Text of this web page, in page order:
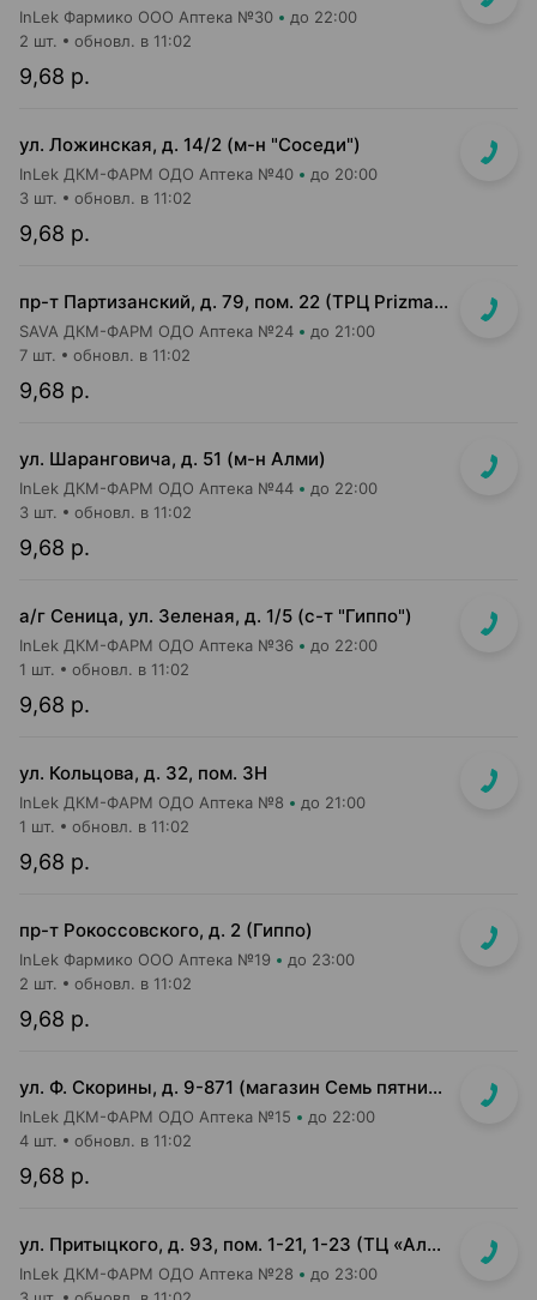
InLek Фармико ООО Аптека №30 до 22:00
9,68 р.
2 шт. обновл. в 11:02
ул. Ложинская, д. 14/2 (м-н "Соседи")
InLek ДКМ-ФАРМ ОДО Аптека №40 до 20:00
9,68 р.
3 шт. обновл. в 11:02
пр-т Партизанский, д. 79, пом. 22 (ТРЦ Prizma, 1 этаж вход возле м-на КРАВТ)
SAVA ДКМ-ФАРМ ОДО Аптека №24 до 21:00
9,68 р.
7 шт. обновл. в 11:02
ул. Шаранговича, д. 51 (м-н Алми)
InLek ДКМ-ФАРМ ОДО Аптека №44 до 22:00
9,68 р.
3 шт. обновл. в 11:02
а/г Сеница, ул. Зеленая, д. 1/5 (с-т "Гиппо")
InLek ДКМ-ФАРМ ОДО Аптека №36 до 22:00
9,68 р.
1 шт. обновл. в 11:02
ул. Кольцова, д. 32, пом. 3Н
InLek ДКМ-ФАРМ ОДО Аптека №8 до 21:00
9,68 р.
1 шт. обновл. в 11:02
пр-т Рокоссовского, д. 2 (Гиппо)
InLek Фармико ООО Аптека №19 до 23:00
9,68 р.
2 шт. обновл. в 11:02
ул. Ф. Скорины, д. 9-871 (магазин Семь пятниц XXL, вдоль кассовой линии, напротив входа в магазин)
InLek ДКМ-ФАРМ ОДО Аптека №15 до 22:00
9,68 р.
4 шт. обновл. в 11:02
ул. Притыцкого, д. 93, пом. 1-21, 1-23 (ТЦ «Алми (Притыцкого)», слева от главного входа)
InLek ДКМ-ФАРМ ОДО Аптека №28 до 23:00